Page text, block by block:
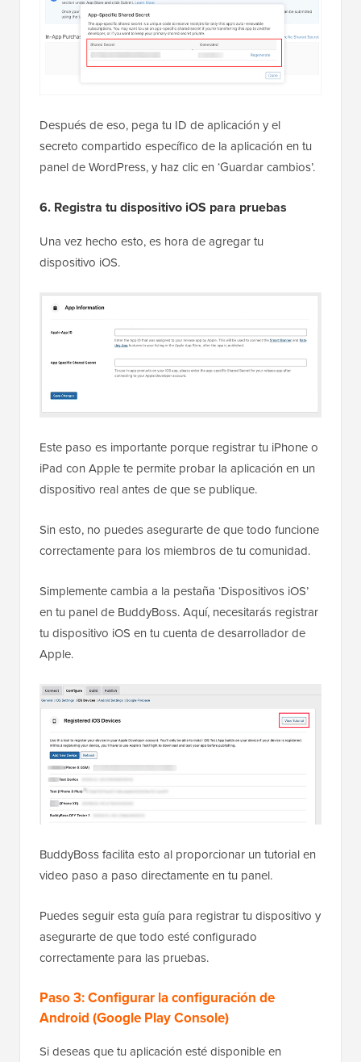
Después de eso, pega tu ID de aplicación y el
secreto compartido específico de la aplicación en tu
panel de WordPress, y haz clic en ‘Guardar cambios’.
6. Registra tu dispositivo iOS para pruebas
Una vez hecho esto, es hora de agregar tu
dispositivo iOS.
Este paso es importante porque registrar tu iPhone o
iPad con Apple te permite probar la aplicación en un
dispositivo real antes de que se publique.
Sin esto, no puedes asegurarte de que todo funcione
correctamente para los miembros de tu comunidad.
Simplemente cambia a la pestaña ‘Dispositivos iOS’
en tu panel de BuddyBoss. Aquí, necesitarás registrar
tu dispositivo iOS en tu cuenta de desarrollador de
Apple.
BuddyBoss facilita esto al proporcionar un tutorial en
video paso a paso directamente en tu panel.
Puedes seguir esta guía para registrar tu dispositivo y
asegurarte de que todo esté configurado
correctamente para las pruebas.
Paso 3: Configurar la configuración de
Android (Google Play Console)
Si deseas que tu aplicación esté disponible en